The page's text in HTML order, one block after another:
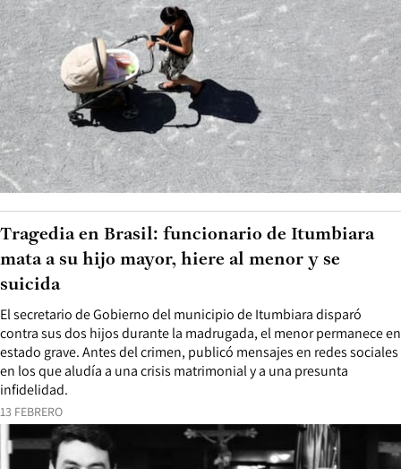
13 FEBRERO
El secretario de Gobierno del municipio de Itumbiara disparó
contra sus dos hijos durante la madrugada, el menor permanece en
estado grave. Antes del crimen, publicó mensajes en redes sociales
en los que aludía a una crisis matrimonial y a una presunta
infidelidad.
Tragedia en Brasil: funcionario de Itumbiara
mata a su hijo mayor, hiere al menor y se
suicida